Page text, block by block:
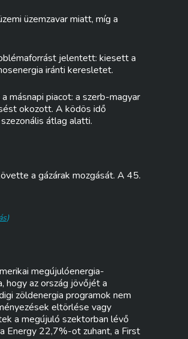
üzemzavar miatt, míg a
jelentett: kiesett a
iránti keresletet.
másnapi piacot: a szerb-magyar
okozott. A ködös idő
átlag alatti.
a gázárak mozgását. A 45.
)
megújulóenergia-
hogy az ország jövőjét a
zöldenergia programok nem
eltörlése vagy
a megújuló szektorban lévő
Energy 22,7%-ot zuhant, a First